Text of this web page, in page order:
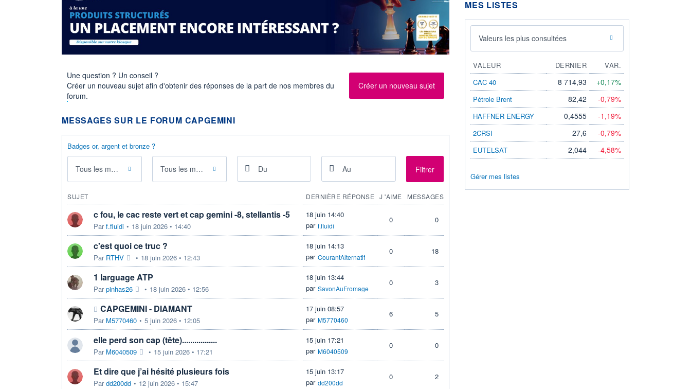
Une question ? Un conseil ?
Créer un nouveau sujet afin d'obtenir des réponses de la part de nos membres du
forum.
Créer un nouveau sujet
MESSAGES SUR LE FORUM CAPGEMINI
Badges or, argent et bronze ?
Tous les messages Tous les membres Filtrer
SUJET DERNIÈRE RÉPONSE J 'AIME MESSAGES
c fou, le cac reste vert et cap gemini -8, stellantis -5
Parf.fluidi • 18 juin 2026 • 14:40
18 juin 14:40
par f.fluidi
0 0
c'est quoi ce truc ?
Par RTHV • 18 juin 2026 • 12:43
18 juin 14:13
par CourantAlternatif
0 18
1 larguage ATP
Parpinhas26 • 18 juin 2026 • 12:56
18 juin 13:44
par SavonAuFromage
0 3
CAPGEMINI - DIAMANT
Par M5770460 • 5 juin 2026 • 12:05
17 juin 08:57
par M5770460
6 5
elle perd son cap (tête).................
Par M6040509 • 15 juin 2026 • 17:21
15 juin 17:21
par M6040509
0 0
Et dire que j’ai hésité plusieurs fois
Pardd200dd • 12 juin 2026 • 15:47
15 juin 13:17
par dd200dd
0 2
MES LISTES
Valeurs les plus consultées
VALEUR DERNIER
VAR.
CAC 40
8 714,93 +0,17%
Pétrole Brent 82,42 -0,79%
HAFFNER ENERGY 0,4555 -1,19%
2CRSI 27,6 -0,79%
EUTELSAT 2,044 -4,58%
Gérer mes listes